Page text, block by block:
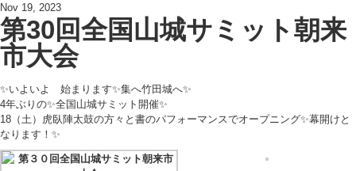
Nov 19, 2023
第30回全国山城サミット朝来
市大会
✨いよいよ 始まります✨集へ竹田城へ✨
4年ぶりの✨全国山城サミット開催✨
18（土）虎臥陣太鼓の方々と書のパフォーマンスでオープニング✨幕開けと
なります！✨